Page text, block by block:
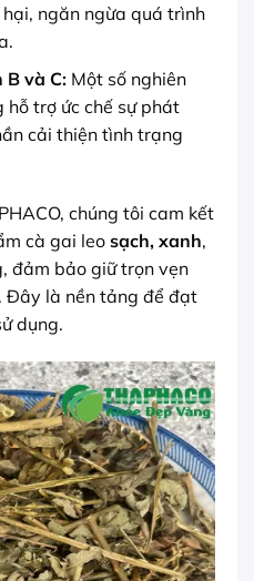
ngăn ngừa quá trình
B và C:Một số nghiên
hỗ trợ ức chế sự phát
cải thiện tình trạng
chúng tôi cam kết
cà gai leo sạch, xanh,
đảm bảo giữ trọn vẹn
Đây là nền tảng để đạt
dụng.